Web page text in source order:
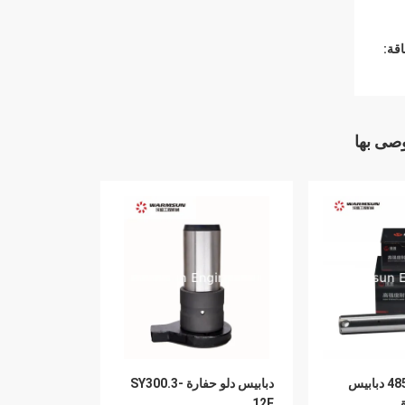
بها
دبابيس دلو حفارة SY300.3-
485C1I3KH.3.16 دبابيس